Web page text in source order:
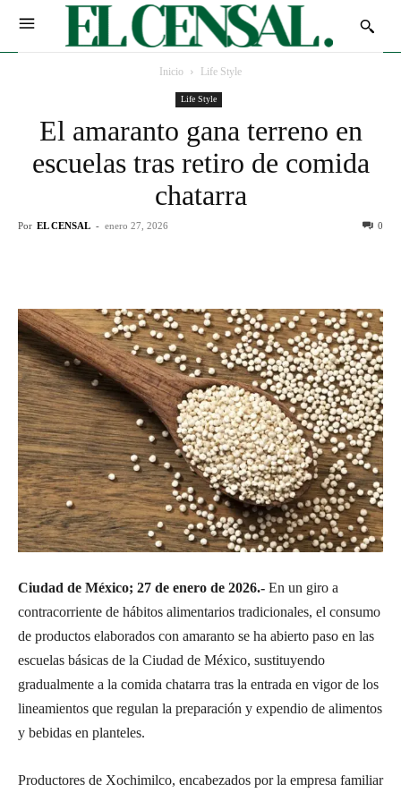
Inicio Life Style
Life Style
El amaranto gana terreno en
escuelas tras retiro de comida
chatarra
Por EL CENSAL - enero 27, 2026 0
Ciudad de México; 27 de enero de 2026.- En un giro a
contracorriente de hábitos alimentarios tradicionales, el consumo
de productos elaborados con amaranto se ha abierto paso en las
escuelas básicas de la Ciudad de México, sustituyendo
gradualmente a la comida chatarra tras la entrada en vigor de los
lineamientos que regulan la preparación y expendio de alimentos
y bebidas en planteles.
Productores de Xochimilco, encabezados por la empresa familiar